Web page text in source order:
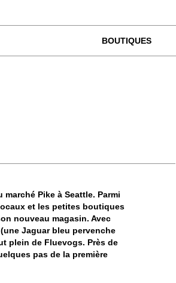
BOUTIQUES
Pike à Seattle. Parmi
et les petites boutiques
nouveau magasin. Avec
Jaguar bleu pervenche
plein de Fluevogs. Près de
pas de la première